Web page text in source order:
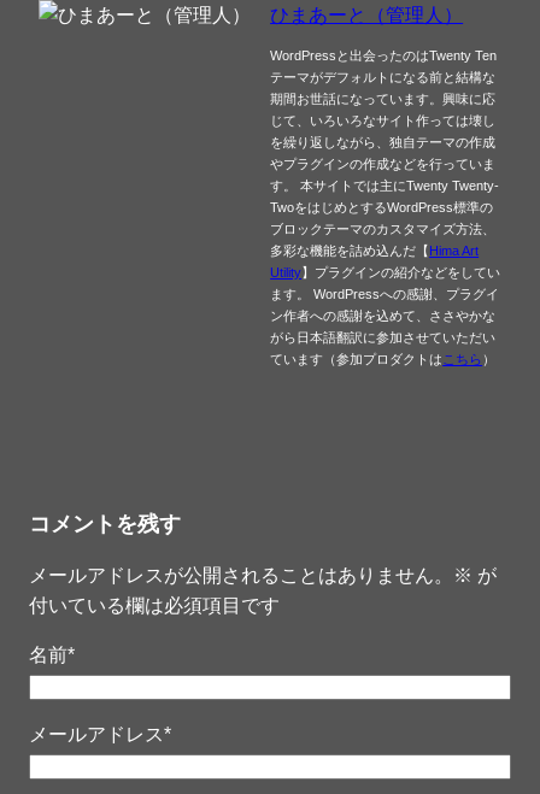
ひまあーと（管理人）
WordPressと出会ったのはTwenty Ten
テーマがデフォルトになる前と結構な
期間お世話になっています。興味に応
じて、いろいろなサイト作っては壊し
を繰り返しながら、独自テーマの作成
やプラグインの作成などを行っていま
す。 本サイトでは主にTwenty Twenty-
TwoをはじめとするWordPress標準の
ブロックテーマのカスタマイズ方法、
多彩な機能を詰め込んだ【Hima Art
Utility】プラグインの紹介などをしてい
ます。 WordPressへの感謝、プラグイ
ン作者への感謝を込めて、ささやかな
がら日本語翻訳に参加させていただい
ています（参加プロダクトは こちら ）
コメントを残す
メールアドレスが公開されることはありません。 ※ が
付いている欄は必須項目です
名前*
メールアドレス*